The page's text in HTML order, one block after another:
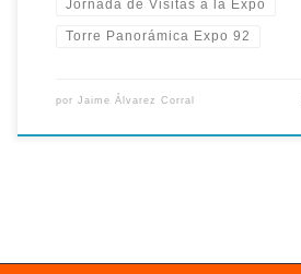
Jornada de Visitas a la Expo
Torre Panorámica Expo 92
por Jaime Álvarez Corral